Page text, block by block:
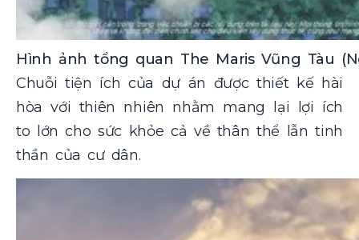
Hình ảnh tổng quan The Maris Vũng Tàu
Chuỗi tiện ích của dự án được thiết kế hài
hòa với thiên nhiên nhằm mang lại lợi ích
to lớn cho sức khỏe cả về thân thể lẫn tinh
thần của cư dân.